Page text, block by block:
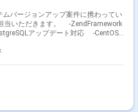
バージョンアップ案件に携わってい
当いただきます。 -ZendFramework
アップデート対応 -CentOS